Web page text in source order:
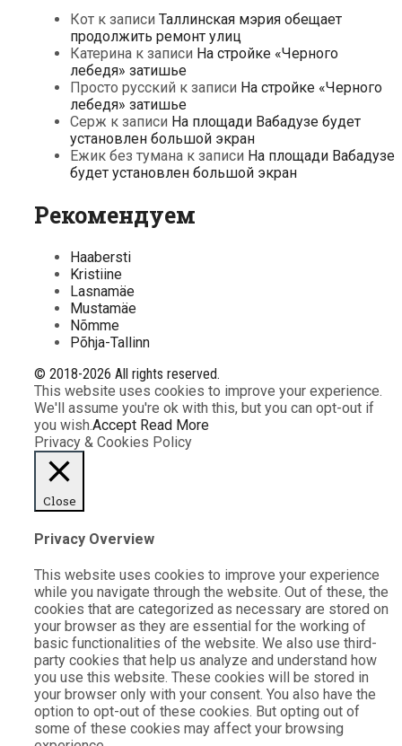
Кот к записи Таллинская мэрия обещает
продолжить ремонт улиц
Катерина к записи На стройке «Черного
лебедя» затишье
Просто русский к записи На стройке «Черного
лебедя» затишье
Серж к записи На площади Вабадузе будет
установлен большой экран
Ежик без тумана к записи На площади Вабадузе
будет установлен большой экран
Рекомендуем
Haabersti
Kristiine
Lasnamäe
Mustamäe
Nõmme
Põhja-Tallinn
© 2018-2026 All rights reserved.
This website uses cookies to improve your experience.
We'll assume you're ok with this, but you can opt-out if
you wish.Accept Read More
Privacy & Cookies Policy
Close
Privacy Overview
This website uses cookies to improve your experience
while you navigate through the website. Out of these, the
cookies that are categorized as necessary are stored on
your browser as they are essential for the working of
basic functionalities of the website. We also use third-
party cookies that help us analyze and understand how
you use this website. These cookies will be stored in
your browser only with your consent. You also have the
option to opt-out of these cookies. But opting out of
some of these cookies may affect your browsing